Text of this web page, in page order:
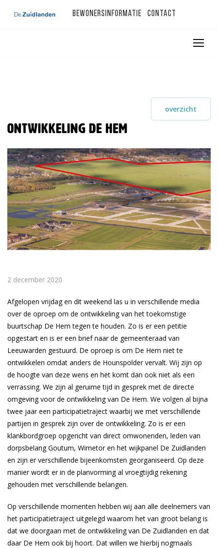
Bewonersinformatie Contact
overzicht
Ontwikkeling De Hem
2 december 2020
Afgelopen vrijdag en dit weekend las u in verschillende media
over de oproep om de ontwikkeling van het toekomstige
buurtschap De Hem tegen te houden. Zo is er een petitie
opgestart en is er een brief naar de gemeenteraad van
Leeuwarden gestuurd. De oproep is om De Hem niet te
ontwikkelen omdat anders de Hounspolder vervalt. Wij zijn op
de hoogte van deze wens en het komt dan ook niet als een
verrassing. We zijn al geruime tijd in gesprek met de directe
omgeving voor de ontwikkeling van De Hem. We volgen al bijna
twee jaar een participatietraject waarbij we met verschillende
partijen in gesprek zijn over de ontwikkeling. Zo is er een
klankbordgroep opgericht van direct omwonenden, leden van
dorpsbelang Goutum, Wimetor en het wijkpanel De Zuidlanden
en zijn er verschillende bijeenkomsten georganiseerd. Op deze
manier wordt er in de planvorming al vroegtijdig rekening
gehouden met verschillende belangen.
Op verschillende momenten hebben wij aan alle deelnemers van
het participatietraject uitgelegd waarom het van groot belang is
dat we doorgaan met de ontwikkeling van De Zuidlanden en dat
daar De Hem ook bij hoort. Dat willen we hierbij nogmaals